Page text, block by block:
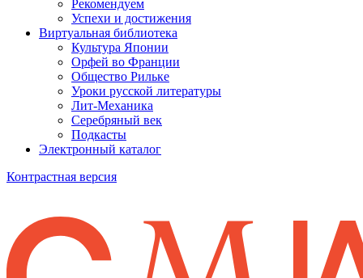
Рекомендуем
Успехи и достижения
Виртуальная библиотека
Культура Японии
Орфей во Франции
Общество Рильке
Уроки русской литературы
Лит-Механика
Серебряный век
Подкасты
Электронный каталог
Контрастная версия